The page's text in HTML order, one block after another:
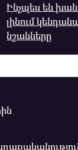
Ինչպես են
լինում
նշանները